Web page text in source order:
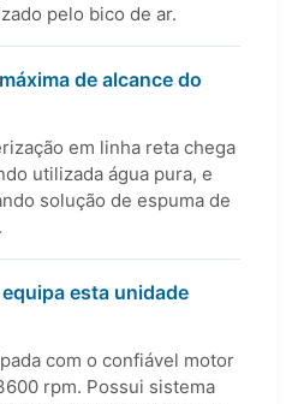
pelo bico de ar.
de alcance do
em linha reta chega
utilizada água pura, e
solução de espuma de
esta unidade
com o confiável motor
rpm. Possui sistema